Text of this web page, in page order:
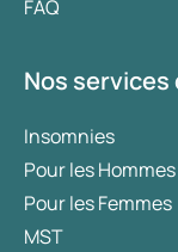
FAQ
Nos
Insomnies
Pour les Hommes
Pour les Femmes
MST